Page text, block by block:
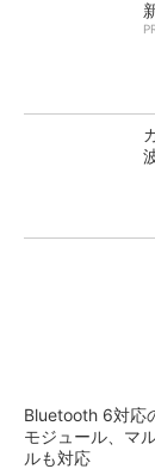
Bluetooth 6対応
モジュール、マ
ルも対応